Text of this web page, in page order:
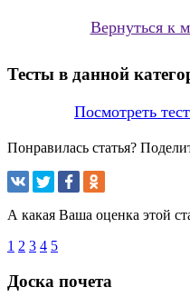
Вернуться к
Тесты в данной
Посмотреть
Понравилась статья?
А какая Ваша оценка этой
1 2 3 4 5
Доска почета